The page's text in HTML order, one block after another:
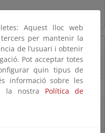
Tablas bate récords históricos
la acción conjunta para proteger
Aquest lloc web
per mantenir la
de l’usuari i obtenir
Pot acceptar totes
quin tipus de
informació sobre les
la nostra Política de